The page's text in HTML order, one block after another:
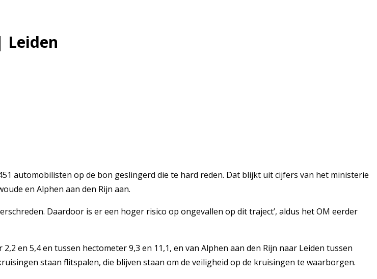
Leiden
automobilisten op de bon geslingerd die te hard reden. Dat blijkt uit cijfers van het ministerie
en Alphen aan den Rijn aan.
Daardoor is er een hoger risico op ongevallen op dit traject’, aldus het OM eerder
en 5,4 en tussen hectometer 9,3 en 11,1, en van Alphen aan den Rijn naar Leiden tussen
staan flitspalen, die blijven staan om de veiligheid op de kruisingen te waarborgen.